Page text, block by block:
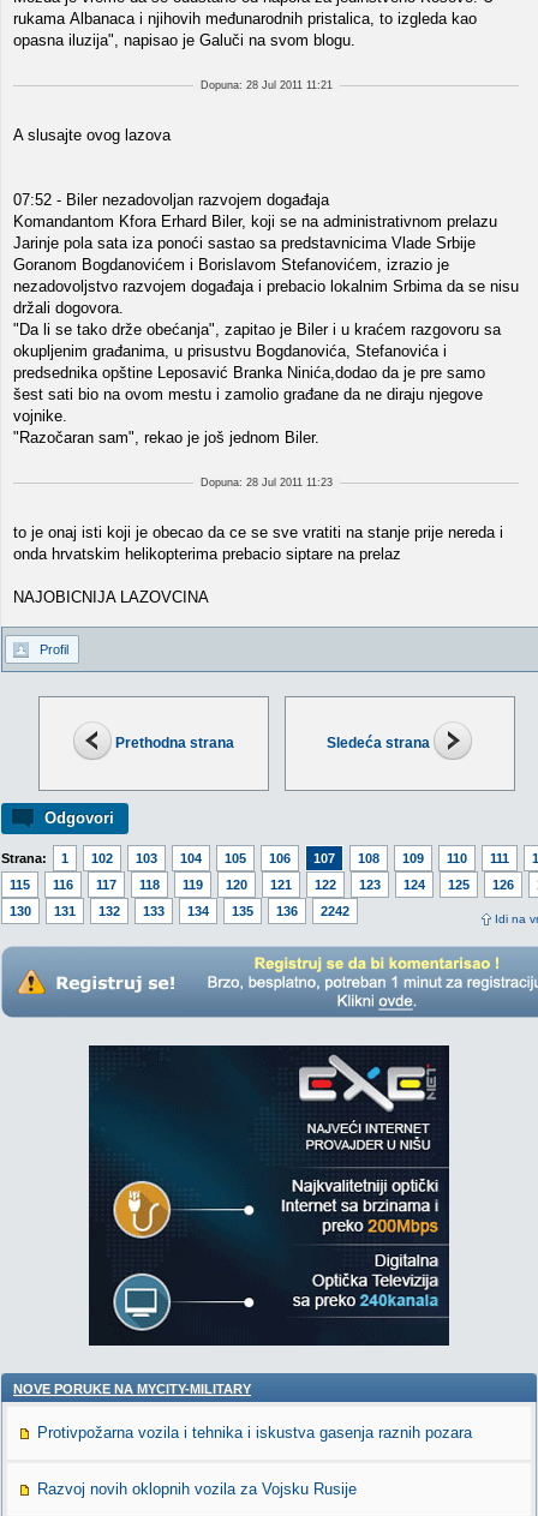
Prethodna strana Sledeća strana
Odgovori
Strana: 1 102 103 104 105 106 107 108 109 110 111
115
116 117 118 119 120 121 122 123 124 125 126
130
131 132 133 134 135 136 2242
Idi na
rukаmа Albаnаcа i njihovih međunаrodnih pristаlicа, to izgledа kаo
opаsnа iluzijа", nаpisаo je Gаluči nа svom blogu.
Dopuna: 28 Jul 2011 11:21
A slusajte ovog lazova
07:52 - Biler nezadovoljan razvojem događaja
Komandantom Kfora Erhard Biler, koji se na administrativnom prelazu
Jarinje pola sata iza ponoći sastao sa predstavnicima Vlade Srbije
Goranom Bogdanovićem i Borislavom Stefanovićem, izrazio je
nezadovoljstvo razvojem događaja i prebacio lokalnim Srbima da se nisu
držali dogovora.
"Da li se tako drže obećanja", zapitao je Biler i u kraćem razgovoru sa
okupljenim građanima, u prisustvu Bogdanovića, Stefanovića i
predsednika opštine Leposavić Branka Ninića,dodao da je pre samo
šest sati bio na ovom mestu i zamolio građane da ne diraju njegove
vojnike.
"Razočaran sam", rekao je još jednom Biler.
Dopuna: 28 Jul 2011 11:23
to je onaj isti koji je obecao da ce se sve vratiti na stanje prije nereda i
onda hrvatskim helikopterima prebacio siptare na prelaz
NAJOBICNIJA LAZOVCINA
Profil
NOVE PORUKE NA MYCITY-MILITARY
Protivpožarna vozila i tehnika i iskustva gasenja raznih pozara
Razvoj novih oklopnih vozila za Vojsku Rusije